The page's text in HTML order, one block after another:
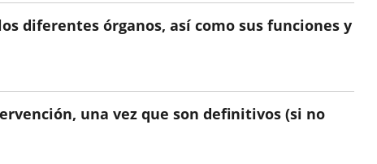
diferentes órganos, así como sus funciones y
una vez que son definitivos (si no